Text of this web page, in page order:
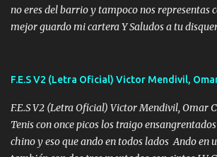
no eres del barrio y tampoco nos representas
mejor guardo mi cartera Y Saludos a tu
amarrados y tu escondido entre el miedo Que
timbo tú tu ropa y tus joyas están iguales a ti
chafas baratas como TAfi Y un trofeo para
embarazar aunque aquí huele algo raro y es
F.E.S V2 (Letra Oficial) Victor Mendivil,
F.E.S V2 (Letra Oficial) Victor Mendivil, Omar
Tenis con once picos los traigo
chino y eso que ando en todos lados Ando en